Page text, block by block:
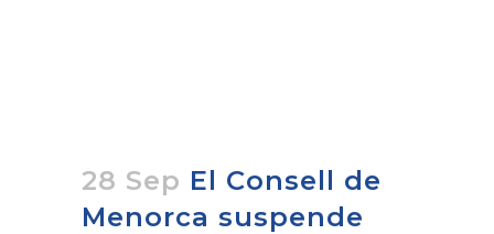
28 Sep El Consell de
Menorca suspende